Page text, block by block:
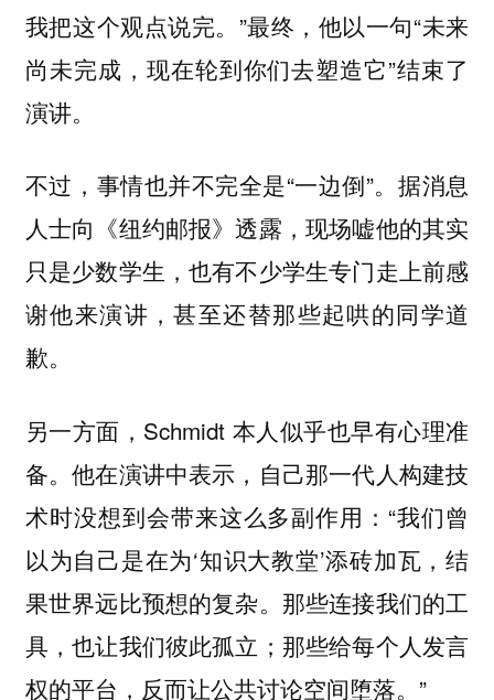
我把这个观点说完。”最终，他以一句“未来
尚未完成，现在轮到你们去塑造它”结束了
演讲。
不过，事情也并不完全是“一边倒”。据消息
人士向《纽约邮报》透露，现场嘘他的其实
只是少数学生，也有不少学生专门走上前感
谢他来演讲，甚至还替那些起哄的同学道
歉。
另一方面，Schmidt 本人似乎也早有心理准
备。他在演讲中表示，自己那一代人构建技
术时没想到会带来这么多副作用：“我们曾
以为自己是在为‘知识大教堂’添砖加瓦，结
果世界远比预想的复杂。那些连接我们的工
具，也让我们彼此孤立；那些给每个人发言
权的平台，反而让公共讨论空间堕落。”